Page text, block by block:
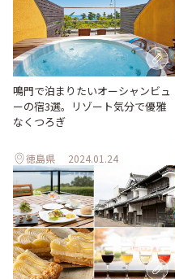
鳴門で泊まりたいオーシャンビュ
ーの宿3選。リゾート気分で優雅
なくつろぎ
徳島県 2024.01.24